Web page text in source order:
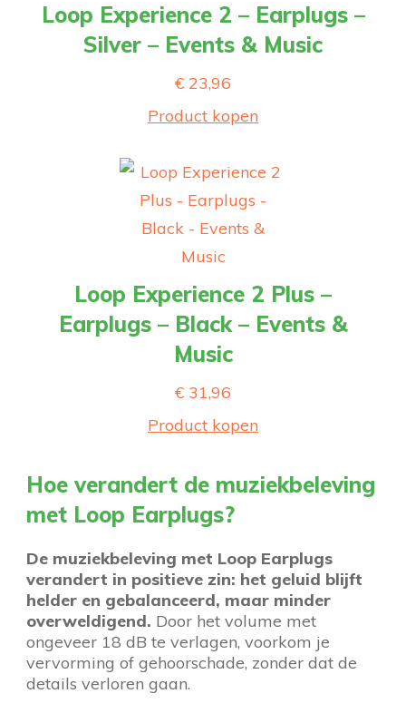
Loop Experience 2 – Earplugs –
Silver – Events & Music
€ 23,96
Product kopen
Loop Experience 2 Plus –
Earplugs – Black – Events &
Music
€ 31,96
Product kopen
Hoe verandert de muziekbeleving
met Loop Earplugs?
De muziekbeleving met Loop Earplugs
verandert in positieve zin: het geluid blijft
helder en gebalanceerd, maar minder
overweldigend. Door het volume met
ongeveer 18 dB te verlagen, voorkom je
vervorming of gehoorschade, zonder dat de
details verloren gaan.